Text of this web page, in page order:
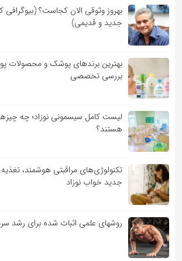
بهروز وثوقی الان کجاست؟
جدید و قدیمی)
بهترین برندهای پوشک و محصولات
بررسی تخصصی
لیست کامل سیسمونی نوزاد؛ چه
هستند؟
تکنولوژی‌های مراقبتی هوشمند،
جدید خواب نوزاد
روشهای علمی اثبات شده برای رشد